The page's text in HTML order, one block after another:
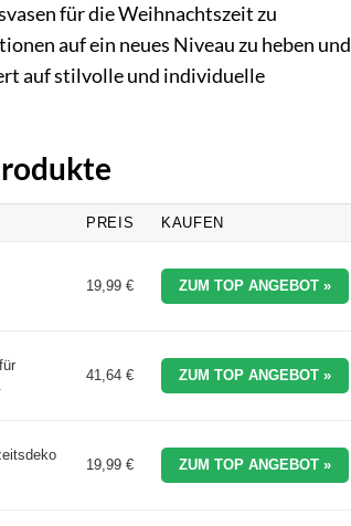
für die Weihnachtszeit zu
auf ein neues Niveau zu heben und
auf stilvolle und individuelle
PREIS KAUFEN
19,99 € ZUM TOP ANGEBOT »
41,64 € ZUM TOP ANGEBOT »
19,99 € ZUM TOP ANGEBOT »